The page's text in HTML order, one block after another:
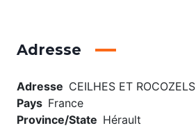
Adresse
Adresse CEILHES ET ROCOZELS
Pays France
Province/State Hérault